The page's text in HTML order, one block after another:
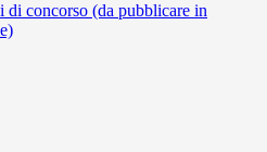
di concorso (da pubblicare in